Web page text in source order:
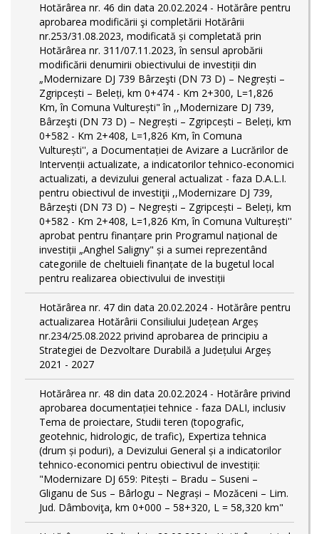
Hotărârea nr. 46 din data 20.02.2024 - Hotărâre pentru
aprobarea modificării şi completării Hotărârii
nr.253/31.08.2023, modificată și completată prin
Hotărârea nr. 311/07.11.2023, în sensul aprobării
modificării denumirii obiectivului de investiții din
„Modernizare DJ 739 Bârzeşti (DN 73 D) – Negrești –
Zgripcești – Beleți, km 0+474 - Km 2+300, L=1,826
Km, în Comuna Vulturești" în ,,Modernizare DJ 739,
Bârzeşti (DN 73 D) – Negrești – Zgripcești – Beleți, km
0+582 - Km 2+408, L=1,826 Km, în Comuna
Vulturești'', a Documentației de Avizare a Lucrărilor de
Intervenții actualizate, a indicatorilor tehnico-economici
actualizati, a devizului general actualizat - faza D.A.L.I.
pentru obiectivul de investiţii ,,Modernizare DJ 739,
Bârzeşti (DN 73 D) – Negrești – Zgripcești – Beleți, km
0+582 - Km 2+408, L=1,826 Km, în Comuna Vulturești''
aprobat pentru finanțare prin Programul național de
investiții „Anghel Saligny" și a sumei reprezentând
categoriile de cheltuieli finanțate de la bugetul local
pentru realizarea obiectivului de investiții
Hotărârea nr. 47 din data 20.02.2024 - Hotărâre pentru
actualizarea Hotărârii Consiliului Județean Argeș
nr.234/25.08.2022 privind aprobarea de principiu a
Strategiei de Dezvoltare Durabilă a Județului Argeș
2021 - 2027
Hotărârea nr. 48 din data 20.02.2024 - Hotărâre privind
aprobarea documentației tehnice - faza DALI, inclusiv
Tema de proiectare, Studii teren (topografic,
geotehnic, hidrologic, de trafic), Expertiza tehnica
(drum și poduri), a Devizului General și a indicatorilor
tehnico-economici pentru obiectivul de investiții:
"Modernizare DJ 659: Pitești – Bradu – Suseni –
Gliganu de Sus – Bârlogu – Negrași – Mozăceni – Lim.
Jud. Dâmboviţa, km 0+000 – 58+320, L = 58,320 km"